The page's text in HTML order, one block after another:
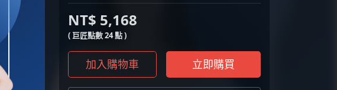
NT$ 5,168
( 巨匠點數 24 點 )
加入購物車 立即購買